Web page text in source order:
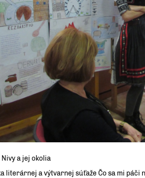
a jej okolia
literárnej a výtvarnej súťaže Čo sa mi páči